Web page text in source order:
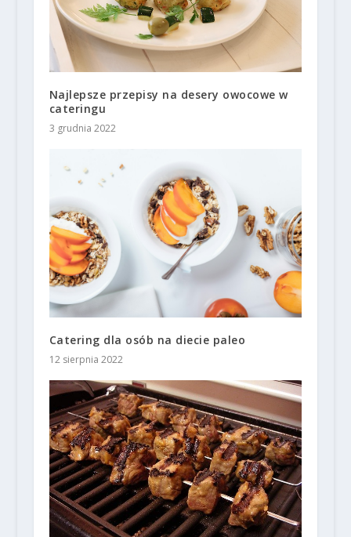
Najlepsze przepisy na desery owocowe w
cateringu
3 grudnia 2022
Catering dla osób na diecie paleo
12 sierpnia 2022